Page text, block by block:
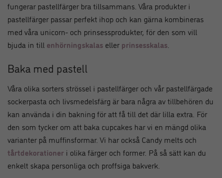
fungerar pastellfärger bra tillsammans. Våra produkter i
pastellfärger passar perfekt ihop och kan gärna kombineras
med våra unicorn- och prinsessprodukter, för den som vill
bjuda in till enhörningskalas eller prinsesskalas
Baka med pastell
Våra olika sorters strössel i pastellfärger och vår pastellfärgade
sockerpasta och livsmedelsfärg är bara några av tillbehören du
kan använda i din bakning för att få till det där lilla extra. För
den som tycker om att baka cupcakes har vi en mängd olika
varianter på muffinsformar. Vi har också Candy melts och
tårtdekorationer i olika färger och former. På så sätt kan du
enkelt skapa personliga och proffsiga bakverk.